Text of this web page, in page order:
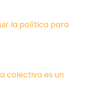
la política para
colectiva es un